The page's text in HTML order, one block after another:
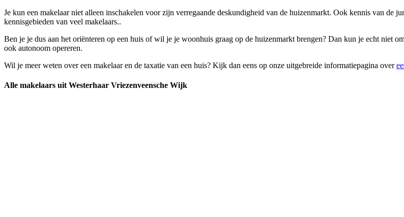
Je kun een makelaar niet alleen inschakelen voor zijn verregaande deskundigheid van de huizenmarkt. Ook kennis van de
kennisgebieden van veel makelaars..
Ben je je dus aan het oriënteren op een huis of wil je je woonhuis graag op de huizenmarkt brengen? Dan kun je echt niet
ook autonoom opereren.
Wil je meer weten over een makelaar en de taxatie van een huis? Kijk dan eens op onze uitgebreide informatiepagina over
Alle makelaars uit Westerhaar Vriezenveensche Wijk